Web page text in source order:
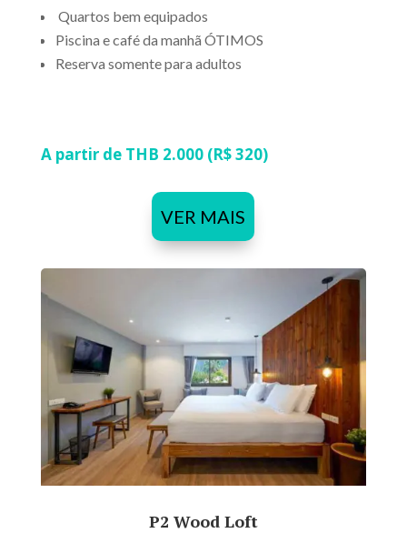
Quartos bem equipados
Piscina e café da manhã ÓTIMOS
Reserva somente para adultos
A partir de THB 2.000 (R$ 320)
VER MAIS
P2 Wood Loft